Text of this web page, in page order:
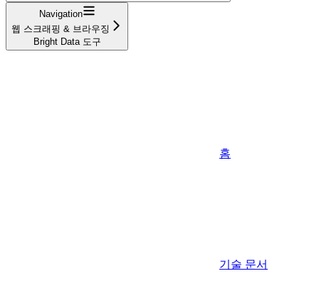
Navigation
웹 스크래핑 & 브라우징
Bright Data 도구
홈
기술 문서